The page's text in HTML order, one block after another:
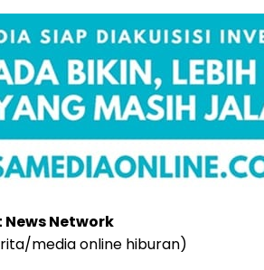
Network
media online hiburan)